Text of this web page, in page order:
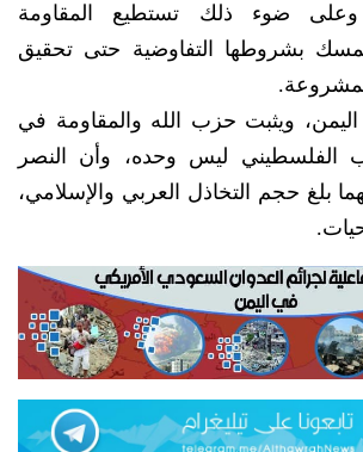
ضوء ذلك تستطيع المقاومة
بشروطها التفاوضية حتى تحقيق
ويثبت حزب الله والمقاومة في
الفلسطيني ليس وحده، وأن النصر
بلغ حجم التخاذل العربي والإسلامي،